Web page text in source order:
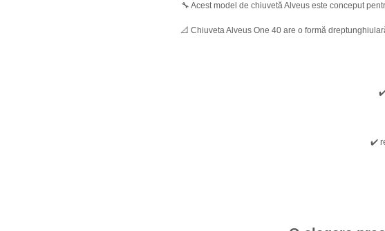
🔧 Acest model de chiuvetă Alveus este conceput
📐 Chiuveta Alveus One 40 are o formă
✔️
✔️